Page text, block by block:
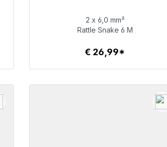
€ 26,99
Details
2 x 6,0 mm²
Rattle Snake 6 M
€ 26,99*